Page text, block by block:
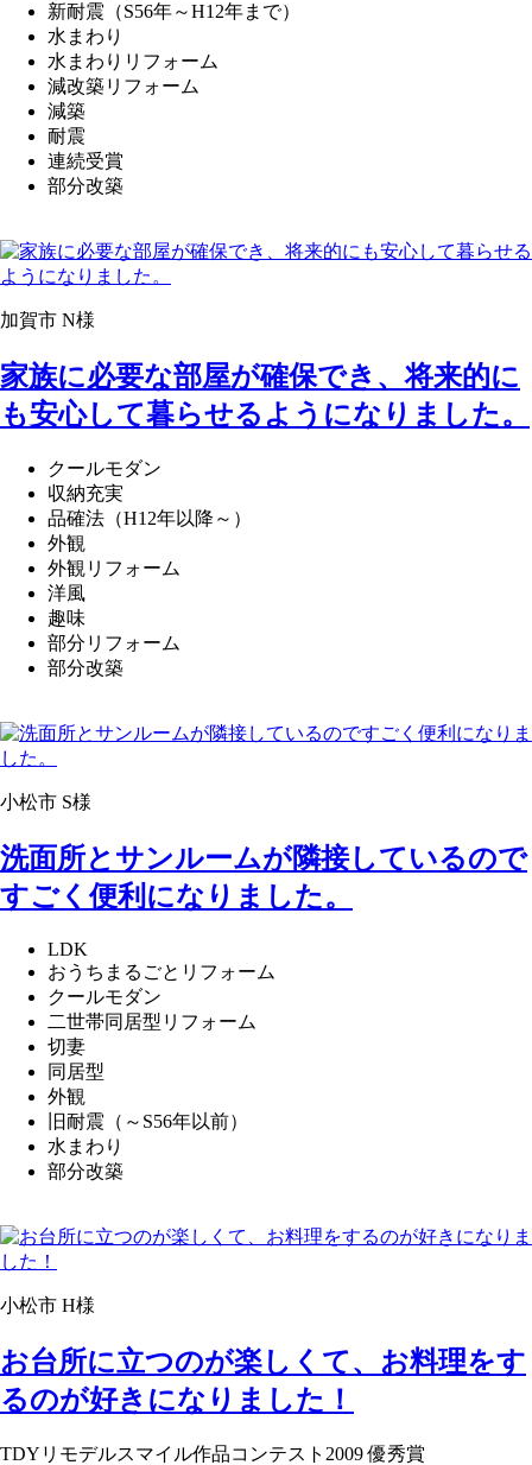
新耐震（S56年～H12年まで）
水まわり
水まわりリフォーム
減改築リフォーム
減築
耐震
連続受賞
部分改築
加賀市 N様
家族に必要な部屋が確保でき、将来的に
も安心して暮らせるようになりました。
クールモダン
収納充実
品確法（H12年以降～）
外観
外観リフォーム
洋風
趣味
部分リフォーム
部分改築
小松市 S様
洗面所とサンルームが隣接しているので
すごく便利になりました。
LDK
おうちまるごとリフォーム
クールモダン
二世帯同居型リフォーム
切妻
同居型
外観
旧耐震（～S56年以前）
水まわり
部分改築
小松市 H様
お台所に立つのが楽しくて、お料理をす
るのが好きになりました！
TDYリモデルスマイル作品コンテスト2009 優秀賞